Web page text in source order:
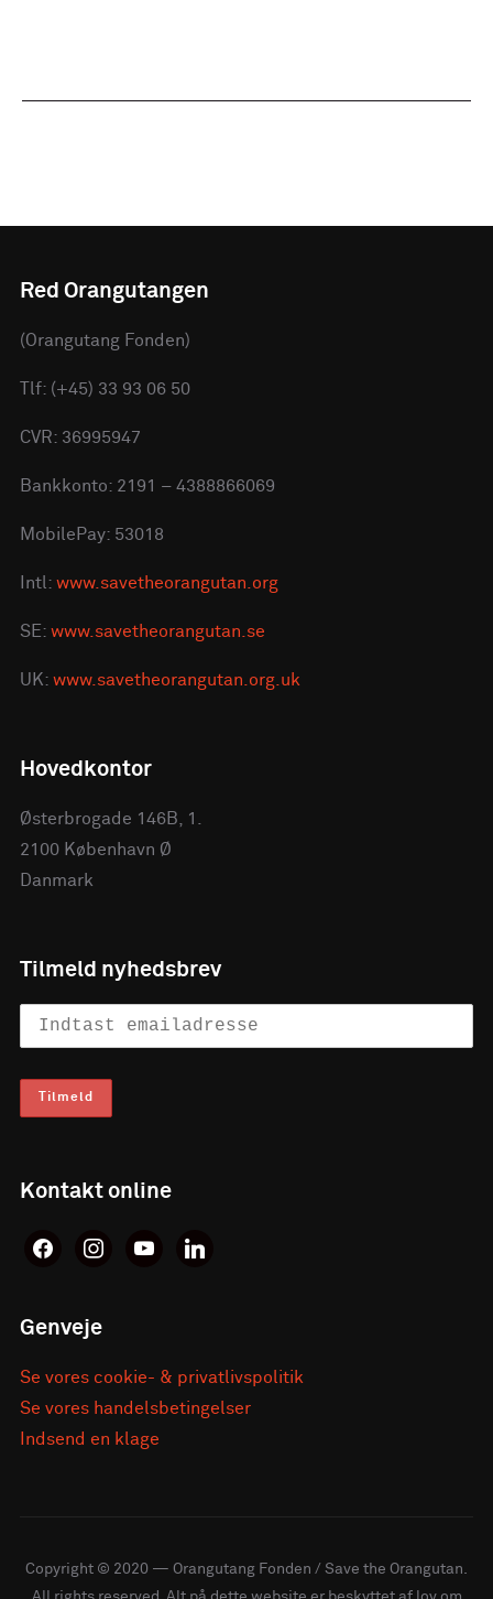
Red Orangutangen
(Orangutang Fonden)
Tlf: (+45) 33 93 06 50
CVR: 36995947
Bankkonto: 2191 – 4388866069
MobilePay: 53018
Intl: www.savetheorangutan.org
SE: www.savetheorangutan.se
UK: www.savetheorangutan.org.uk
Hovedkontor
Østerbrogade 146B, 1.
2100 København Ø
Danmark
Tilmeld nyhedsbrev
Kontakt online
facebookinstagramyoutubelinkedin
Genveje
Se vores cookie- & privatlivspolitik
Se vores handelsbetingelser
Indsend en klage
Copyright © 2020 — Orangutang Fonden / Save the Orangutan.